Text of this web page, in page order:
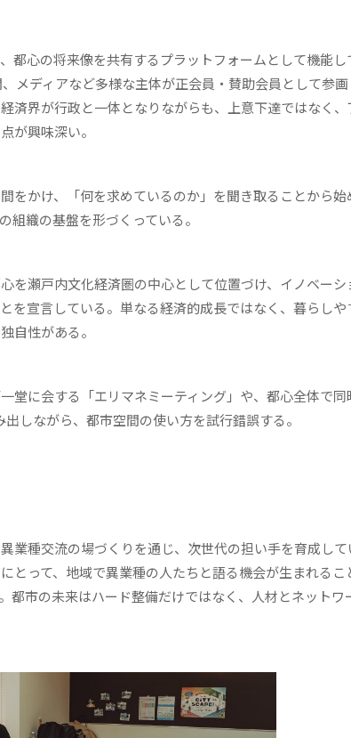
心の将来像を共有するプラットフォームとして機能し
メディアなど多様な主体が正会員・賛助会員として参画
済界が行政と一体となりながらも、上意下達ではなく、
が興味深い。
かけ、「何を求めているのか」を聞き取ることから始
組織の基盤を形づくっている。
瀬戸内文化経済圏の中心として位置づけ、イノベーシ
を宣言している。単なる経済的成長ではなく、暮らしや
自性がある。
に会する「エリマネミーティング」や、都心全体で同
しながら、都市空間の使い方を試行錯誤する。
種交流の場づくりを通じ、次世代の担い手を育成して
とって、地域で異業種の人たちと語る機会が生まれるこ
都市の未来はハード整備だけではなく、人材とネットワ